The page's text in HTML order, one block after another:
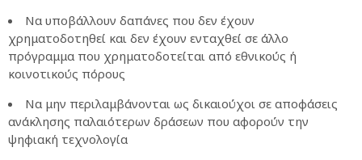
Να υποβάλλουν δαπάνες που δεν έχουν
χρηματοδοτηθεί και δεν έχουν ενταχθεί σε άλλο
πρόγραμμα που χρηματοδοτείται από εθνικούς ή
κοινοτικούς πόρους
Να μην περιλαμβάνονται ως δικαιούχοι σε αποφάσεις
ανάκλησης παλαιότερων δράσεων που αφορούν την
ψηφιακή τεχνολογία